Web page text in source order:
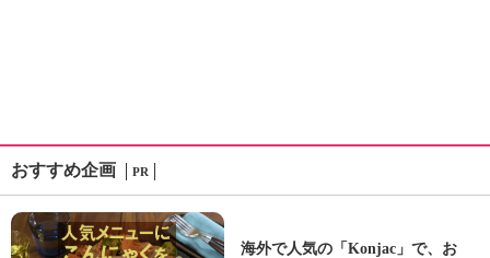
おすすめ企画 PR
海外で人気の「Konjac」で、お